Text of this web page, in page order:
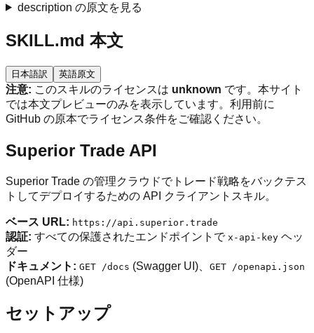
description の原文を見る
SKILL.md 本文
日本語訳 英語原文
注意: このスキルのライセンスは unknown です。本サイト
では本文プレビューのみを表示しています。利用前に
GitHub の原本でライセンス条件をご確認ください。
Superior Trade API
Superior Trade の管理クラウドでトレード戦略をバックテス
トしてデプロイするための API クライアントスキル。
ベース URL: https://api.superior.trade
認証: すべての保護されたエンドポイントで x-api-key ヘッ
ダー
ドキュメント: GET /docs (Swagger UI)、 GET /openapi.json
(OpenAPI 仕様)
セットアップ